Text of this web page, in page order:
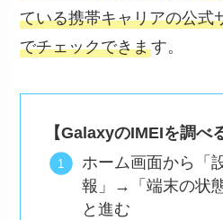
ている携帯キャリアの公式
でチェックできます。
【GalaxyのIMEIを調べ
ホーム画面から「
報」→「端末の状
と進む